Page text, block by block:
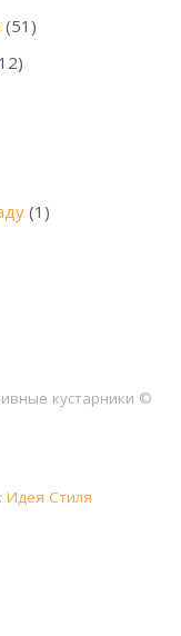
(51)
(1)
кустарники ©
Идея Стиля